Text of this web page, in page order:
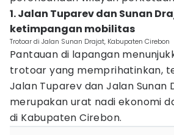
1. Jalan Tuparev dan Sunan
ketimpangan mobilitas
Trotoar di Jalan Sunan Drajat, Kabupaten Cirebon
Pantauan di lapangan
trotoar yang memprihatinkan,
Jalan Tuparev dan Jalan Sunan
merupakan urat nadi ekonomi
di Kabupaten Cirebon.